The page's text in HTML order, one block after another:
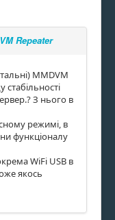
Repeater
MMDVM
З нього в
режимі, в
функціоналу
WiFi USB в
якось